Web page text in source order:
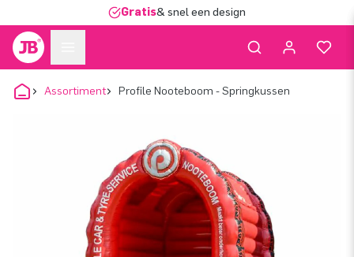
Gratis& snel een design
Assortiment Profile Nooteboom - Springkussen